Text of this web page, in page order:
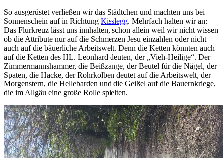
So ausgerüstet verließen wir das Städtchen und machten uns bei
Sonnenschein auf in Richtung Kisslegg. Mehrfach halten wir an:
Das Flurkreuz lässt uns innhalten, schon allein weil wir nicht wissen
ob die Attribute nur auf die Schmerzen Jesu einzahlen oder nicht
auch auf die bäuerliche Arbeitswelt. Denn die Ketten könnten auch
auf die Ketten des HL. Leonhard deuten, der „Vieh-Heilige“. Der
Zimmermannshammer, die Beißzange, der Beutel für die Nägel, der
Spaten, die Hacke, der Rohrkolben deutet auf die Arbeitswelt, der
Morgenstern, die Hellebarden und die Geißel auf die Bauernkriege,
die im Allgäu eine große Rolle spielten.